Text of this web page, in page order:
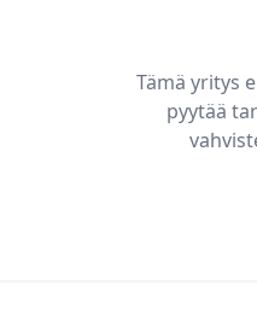
Tämä yritys
pyytää